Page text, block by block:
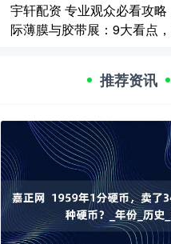
宇轩配资 专业观众必看攻
际薄膜与胶带展：9大看点，
推荐资讯